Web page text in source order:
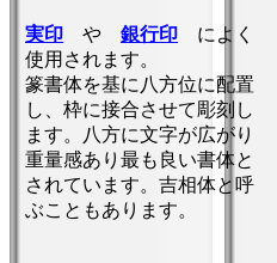
実印 や 銀行印 によく
使用されます。
篆書体を基に八方位に配置
し、枠に接合させて彫刻し
ます。八方に文字が広がり
重量感あり最も良い書体と
されています。吉相体と呼
ぶこともあります。